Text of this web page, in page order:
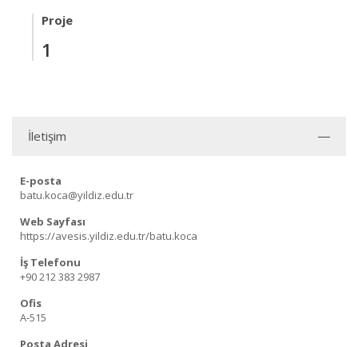
Proje
1
İletişim
E-posta
batu.koca@yildiz.edu.tr
Web Sayfası
https://avesis.yildiz.edu.tr/batu.koca
İş Telefonu
+90 212 383 2987
Ofis
A-515
Posta Adresi